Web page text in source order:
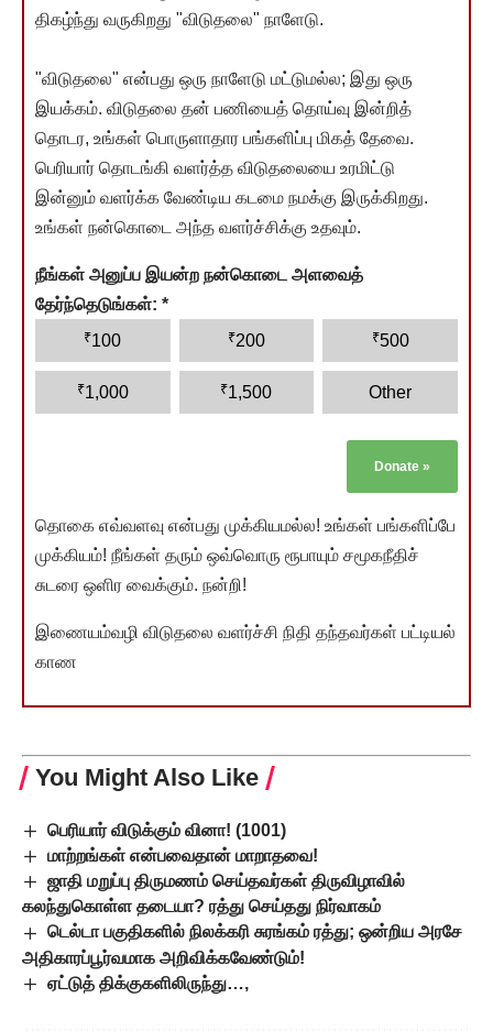
திகழ்ந்து வருகிறது "விடுதலை" நாளேடு.
"விடுதலை" என்பது ஒரு நாளேடு மட்டுமல்ல; இது ஒரு
இயக்கம். விடுதலை தன் பணியைத் தொய்வு இன்றித்
தொடர, உங்கள் பொருளாதார பங்களிப்பு மிகத் தேவை.
பெரியார் தொடங்கி வளர்த்த விடுதலையை உரமிட்டு
இன்னும் வளர்க்க வேண்டிய கடமை நமக்கு இருக்கிறது.
உங்கள் நன்கொடை அந்த வளர்ச்சிக்கு உதவும்.
நீங்கள் அனுப்ப இயன்ற நன்கொடை அளவைத்
தேர்ந்தெடுங்கள்: *
₹100 ₹200 ₹500
₹1,000 ₹1,500 Other
Donate »
தொகை எவ்வளவு என்பது முக்கியமல்ல! உங்கள் பங்களிப்பே
முக்கியம்! நீங்கள் தரும் ஒவ்வொரு ரூபாயும் சமூகநீதிச்
சுடரை ஒளிர வைக்கும். நன்றி!
இணையம்வழி விடுதலை வளர்ச்சி நிதி தந்தவர்கள் பட்டியல்
காண
You Might Also Like
பெரியார் விடுக்கும் வினா! (1001)
மாற்றங்கள் என்பவைதான் மாறாதவை!
ஜாதி மறுப்பு திருமணம் செய்தவர்கள் திருவிழாவில்
கலந்துகொள்ள தடையா? ரத்து செய்தது நிர்வாகம்
டெல்டா பகுதிகளில் நிலக்கரி சுரங்கம் ரத்து; ஒன்றிய அரசே
அதிகாரப்பூர்வமாக அறிவிக்கவேண்டும்!
ஏட்டுத் திக்குகளிலிருந்து…,